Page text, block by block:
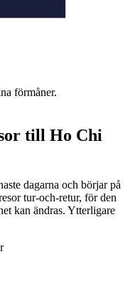
förmåner.
till Ho Chi
dagarna och börjar på
tur-och-retur, för den
kan ändras. Ytterligare